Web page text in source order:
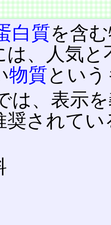
白質を含
は、人気
物質とい
は、表示
奨されて